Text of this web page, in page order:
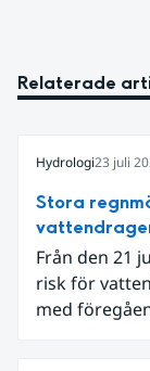
Relaterade
Hydrologi23 juli
Stora
Från den 21
risk för
med